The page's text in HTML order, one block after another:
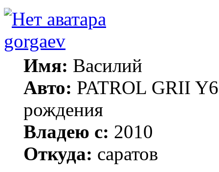
gorgaev
Имя: Василий
Авто: PATROL GRII
рождения
Владею с: 2010
Откуда: саратов